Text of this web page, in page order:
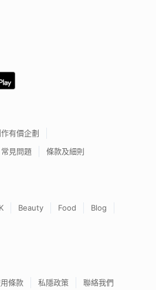
有價企劃
常見問題 條款及細則
Beauty Food
Blog
條款 私隱政策 聯絡我們